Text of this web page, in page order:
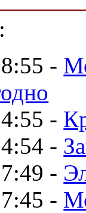
-
-
-
-
-